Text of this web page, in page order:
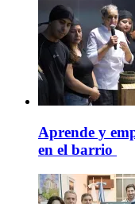
Aprende y
en el barrio